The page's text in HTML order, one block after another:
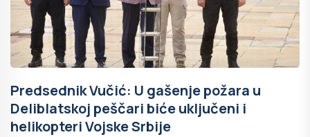
Predsednik Vučić: U gašenje požara u
Deliblatskoj peščari biće uključeni i
helikopteri Vojske Srbije